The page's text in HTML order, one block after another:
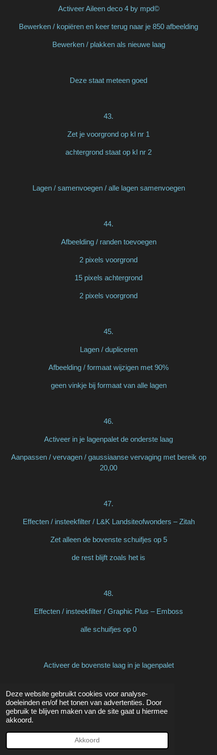
Deze website gebruikt cookies voor analyse-
doeleinden en/of het tonen van advertenties. Door
gebruik te blijven maken van de site gaat u hiermee
akkoord.
Akkoord
Activeer Aileen deco 4 by mpd©
Bewerken / kopiëren en keer terug naar je 850 afbeelding
Bewerken / plakken als nieuwe laag
Deze staat meteen goed
43.
Zet je voorgrond op kl nr 1
achtergrond staat op kl nr 2
Lagen / samenvoegen / alle lagen samenvoegen
44.
Afbeelding / randen toevoegen
2 pixels voorgrond
15 pixels achtergrond
2 pixels voorgrond
45.
Lagen / dupliceren
Afbeelding / formaat wijzigen met 90%
geen vinkje bij formaat van alle lagen
46.
Activeer in je lagenpalet de onderste laag
Aanpassen / vervagen / gaussiaanse vervaging met bereik op
20,00
47.
Effecten / insteekfilter / L&K Landsiteofwonders – Zitah
Zet alleen de bovenste schuifjes op 5
de rest blijft zoals het is
48.
Effecten / insteekfilter / Graphic Plus – Emboss
alle schuifjes op 0
Activeer de bovenste laag in je lagenpalet
49.
v&h op 7